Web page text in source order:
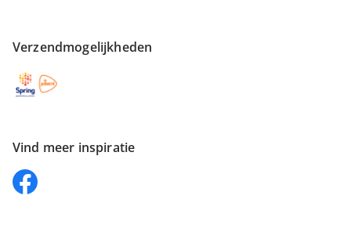
Verzendmogelijkheden
Vind meer inspiratie